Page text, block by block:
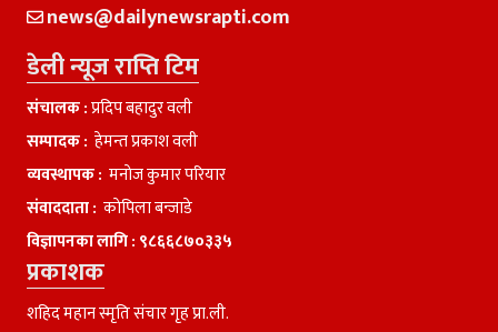
news@dailynewsrapti.com
डेली न्यूज राप्ति टिम
संचालक :प्रदिप बहादुर वली
सम्पादक : हेमन्त प्रकाश वली
व्यवस्थापक : मनाेज कुमार परियार
संवाददाता : काेपिला बन्जाडे
विज्ञापनका लागि : ९८६६८७०३३५
प्रकाशक
शहिद महान स्मृति संचार गृह प्रा.ली.